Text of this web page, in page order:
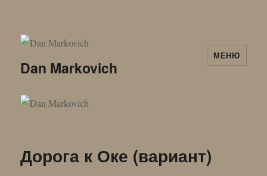
Dan Markovich
МЕНЮ
Дорога к Оке (вариант)